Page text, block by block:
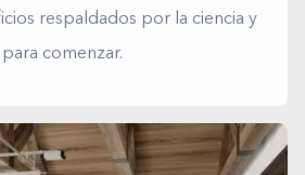
respaldados por la ciencia y
comenzar.